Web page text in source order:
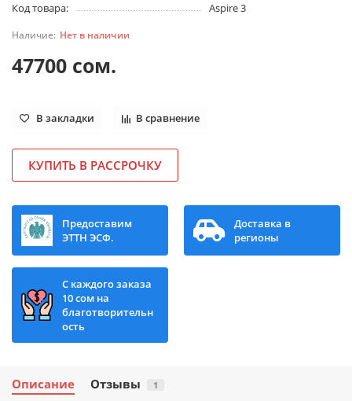
Код товара: Aspire 3
Нет в наличии
47700 сом.
В закладки В сравнение
КУПИТЬ В РАССРОЧКУ
Предоставим
ЭТТН ЭСФ.
Доставка в
регионы
С каждого заказа
10 сом на
благотворительн
ость
Описание Отзывы 1